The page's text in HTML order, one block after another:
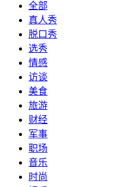
全部
真人秀
脱口秀
选秀
情感
访谈
美食
旅游
财经
军事
职场
音乐
时尚